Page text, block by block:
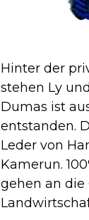
Hinter der
stehen Ly
Dumas ist
entstanden.
Leder von
Kamerun.
gehen an die